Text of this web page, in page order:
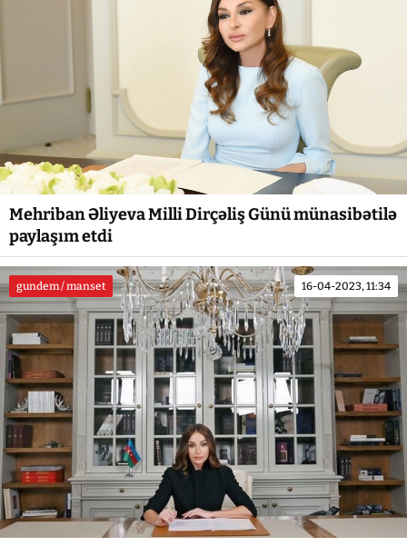
Mehriban Əliyeva Milli Dirçəliş Günü münasibətilə
paylaşım etdi
gundem / manset 16-04-2023, 11:34